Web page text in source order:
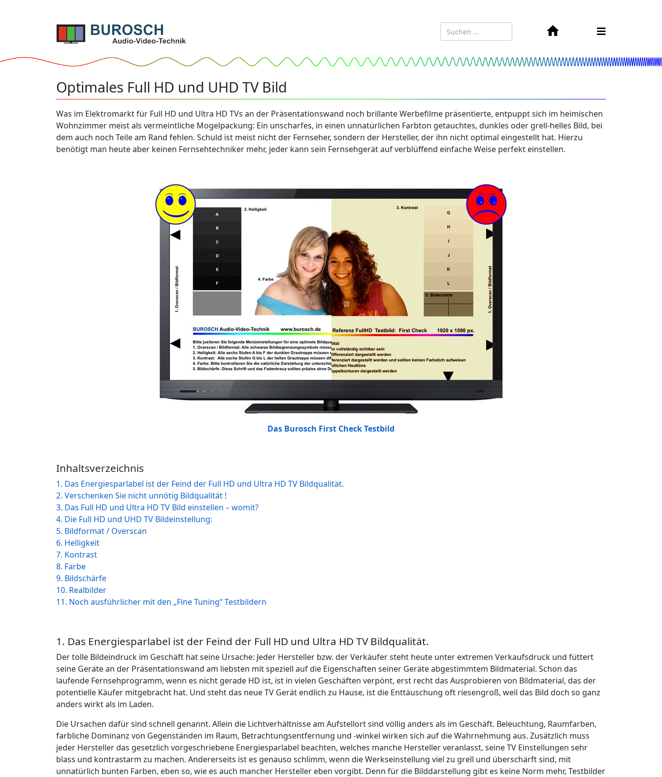
Optimales Full HD und UHD TV Bild
Was im Elektromarkt für Full HD und Ultra HD TVs an der Präsentationswand noch brillante Werbefilme präsentierte, entpuppt sich im heimischen
Wohnzimmer meist als vermeintliche Mogelpackung: Ein unscharfes, in einen unnatürlichen Farbton getauchtes, dunkles oder grell-helles Bild, bei
dem auch noch Teile am Rand fehlen. Schuld ist meist nicht der Fernseher, sondern der Hersteller, der ihn nicht optimal eingestellt hat. Hierzu
benötigt man heute aber keinen Fernsehtechniker mehr, jeder kann sein Fernsehgerät auf verblüffend einfache Weise perfekt einstellen.
Das Burosch First Check Testbild
Inhaltsverzeichnis
1. Das Energiesparlabel ist der Feind der Full HD und Ultra HD TV Bildqualität.
2. Verschenken Sie nicht unnötig Bildqualität !
3. Das Full HD und Ultra HD TV Bild einstellen – womit?
4. Die Full HD und UHD TV Bildeinstellung:
5. Bildformat / Overscan
6. Helligkeit
7. Kontrast
8. Farbe
9. Bildschärfe
10. Realbilder
11. Noch ausführlicher mit den „Fine Tuning“ Testbildern
1. Das Energiesparlabel ist der Feind der Full HD und Ultra HD TV Bildqualität.
Der tolle Bildeindruck im Geschäft hat seine Ursache: Jeder Hersteller bzw. der Verkäufer steht heute unter extremen Verkaufsdruck und füttert
seine Geräte an der Präsentationswand am liebsten mit speziell auf die Eigenschaften seiner Geräte abgestimmtem Bildmaterial. Schon das
laufende Fernsehprogramm, wenn es nicht gerade HD ist, ist in vielen Geschäften verpönt, erst recht das Ausprobieren von Bildmaterial, das der
potentielle Käufer mitgebracht hat. Und steht das neue TV Gerät endlich zu Hause, ist die Enttäuschung oft riesengroß, weil das Bild doch so ganz
anders wirkt als im Laden.
Die Ursachen dafür sind schnell genannt. Allein die Lichtverhältnisse am Aufstellort sind völlig anders als im Geschäft. Beleuchtung, Raumfarben,
farbliche Dominanz von Gegenständen im Raum, Betrachtungsentfernung und -winkel wirken sich auf die Wahrnehmung aus. Zusätzlich muss
jeder Hersteller das gesetzlich vorgeschriebene Energiesparlabel beachten, welches manche Hersteller veranlasst, seine TV Einstellungen sehr
blass und kontrastarm zu machen. Andererseits ist es genauso schlimm, wenn die Werkseinstellung viel zu grell und überschärft sind, mit
unnatürlich bunten Farben, eben so, wie es auch mancher Hersteller eben vorgibt. Denn für die Bilddarstellung gibt es keine Norm mehr, Testbilder